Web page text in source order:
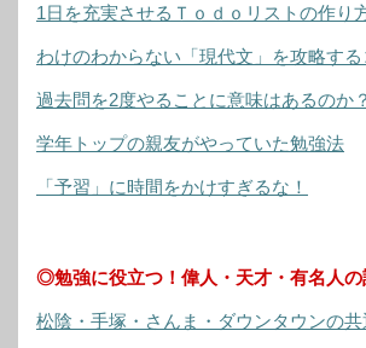
1日を充実させるＴｏｄｏリストの作り
わけのわからない「現代文」を攻略する
過去問を2度やることに意味はあるのか？
学年トップの親友がやっていた勉強法
「予習」に時間をかけすぎるな！
◎勉強に役立つ！偉人・天才・有名人の
松陰・手塚・さんま・ダウンタウンの共